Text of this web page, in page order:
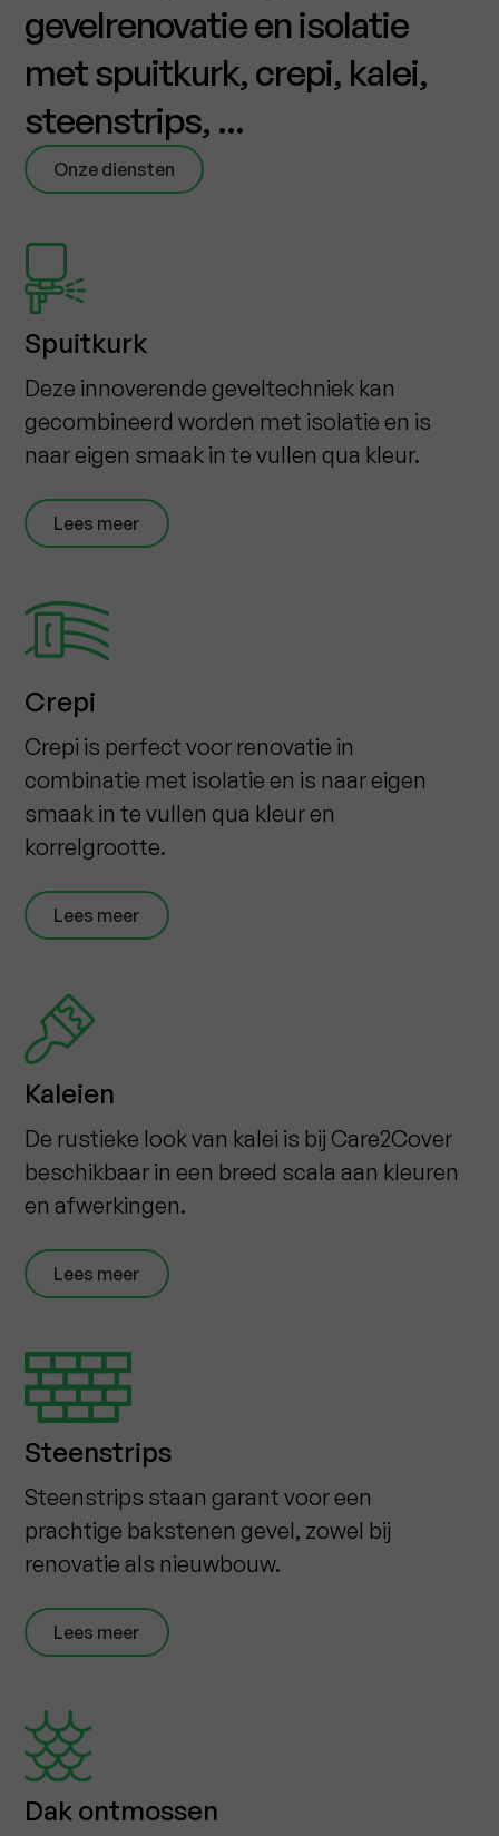
gevelrenovatie en isolatie
met spuitkurk, crepi, kalei,
steenstrips, ...
Onze diensten
Spuitkurk
Deze innoverende geveltechniek kan
gecombineerd worden met isolatie en is
naar eigen smaak in te vullen qua kleur.
Lees meer
Crepi
Crepi is perfect voor renovatie in
combinatie met isolatie en is naar eigen
smaak in te vullen qua kleur en
korrelgrootte.
Lees meer
Kaleien
De rustieke look van kalei is bij Care2Cover
beschikbaar in een breed scala aan kleuren
en afwerkingen.
Lees meer
Steenstrips
Steenstrips staan garant voor een
prachtige bakstenen gevel, zowel bij
renovatie als nieuwbouw.
Lees meer
Dak ontmossen